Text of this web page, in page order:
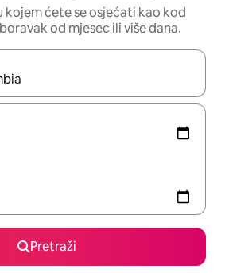
kojem ćete se osjećati kao kod
od mjesec ili više dana.
rezultati, moći ćete ih pregledati
Pretraži